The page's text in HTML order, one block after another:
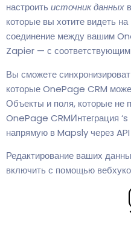
настроитьисточник данных
которые вы хотите видеть
соединение между вашим
Zapier — с соответствующим
Вы сможете
которые OnePage CRM
Объекты и поля, которые не
OnePage CRMИнтеграция
напрямую в Mapsly через
Редактирование ваших
включить с помощью